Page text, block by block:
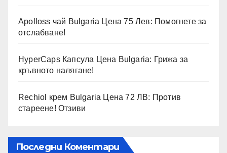
Apolloss чай Bulgaria Цена 75 Лев: Помогнете за
отслабване!
HyperCaps Капсула Цена Bulgaria: Грижа за
кръвното налягане!
Rechiol крем Bulgaria Цена 72 ЛВ: Против
стареене! Отзиви
Последни Коментари